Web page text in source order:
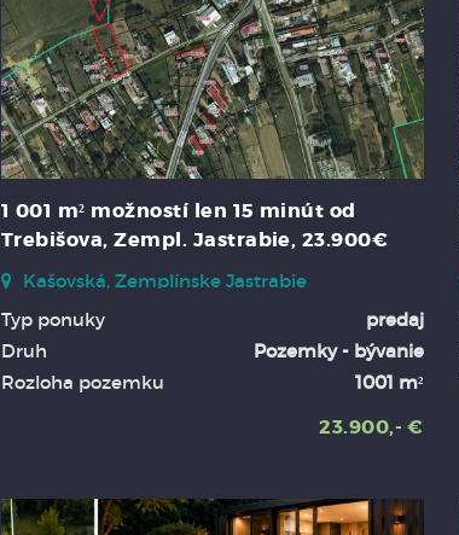
1 001 m² možností len 15 minút od
Trebišova, Zempl. Jastrabie, 23.900€
Kašovská, Zemplínske Jastrabie
Typ ponuky
predaj
Druh
Pozemky - bývanie
Rozloha pozemku
1001 m²
23.900,- €